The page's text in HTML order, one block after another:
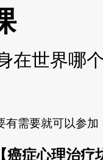
在世界哪
有需要就可以参加
【癌症心理治疗